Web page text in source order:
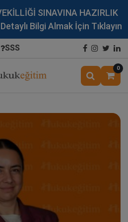
SINAVINA HAZIRLIK
Bilgi Almak İçin Tıklayın
SSS
0